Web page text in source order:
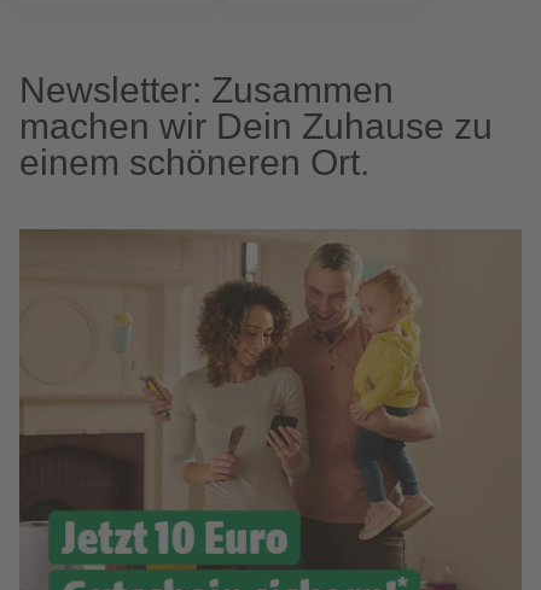
Newsletter: Zusammen
machen wir Dein Zuhause zu
einem schöneren Ort.